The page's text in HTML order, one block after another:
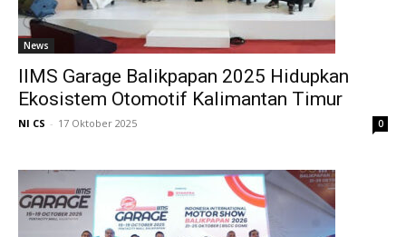
News
IIMS Garage Balikpapan 2025 Hidupkan
Ekosistem Otomotif Kalimantan Timur
NI CS - 17 Oktober 2025 0